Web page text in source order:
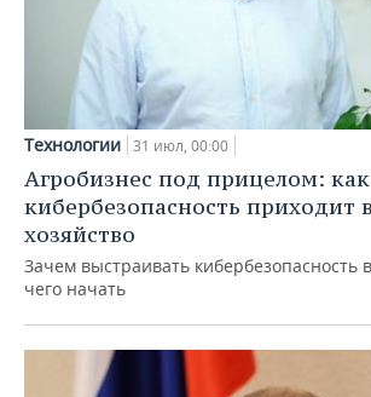
Технологии 31 июл, 00:00
Агробизнес под прицелом: как
кибербезопасность приходит
хозяйство
Зачем выстраивать кибербезопасность
чего начать